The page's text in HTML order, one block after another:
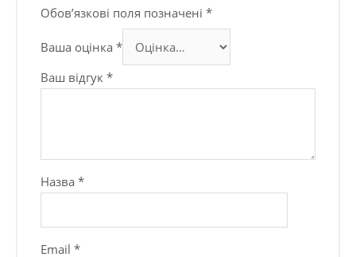
Обов’язкові поля позначені*
Ваша оцінка*
Ваш відгук*
Назва*
Email*